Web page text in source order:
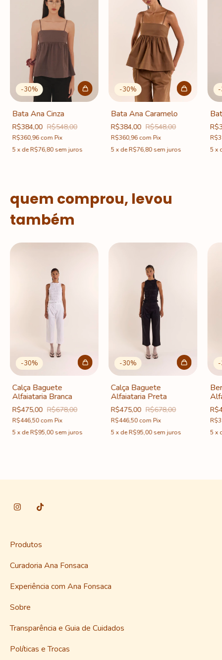
-30%
Bata Ana Cinza
R$384,00 R$548,00
R$360,96com Pix
5 xdeR$76,80sem juros
-30%
Bata Ana Caramelo
R$384,00 R$548,00
R$360,96com Pix
5 xdeR$76,80sem juros
-
5 x
quem comprou, levou
também
-30%
Calça Baguete
Alfaiataria Branca
R$475,00 R$678,00
R$446,50com Pix
5 xdeR$95,00sem juros
-30%
Calça Baguete
Alfaiataria Preta
R$475,00 R$678,00
R$446,50com Pix
5 xdeR$95,00sem juros
-
5 x
Produtos
Curadoria Ana Fonsaca
Experiência com Ana Fonsaca
Sobre
Transparência e Guia de Cuidados
Políticas e Trocas